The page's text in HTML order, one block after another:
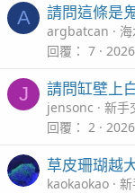
A 請問這條是
argbatcan
回覆
7
J 請問缸壁上
jensonc
新手
回覆
2
草皮珊瑚越
kaokaokao
新